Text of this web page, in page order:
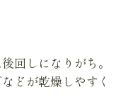
回しになりがち。
どが乾燥しやすく